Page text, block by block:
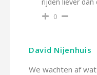
0
David Nijenhuis
We wachten af